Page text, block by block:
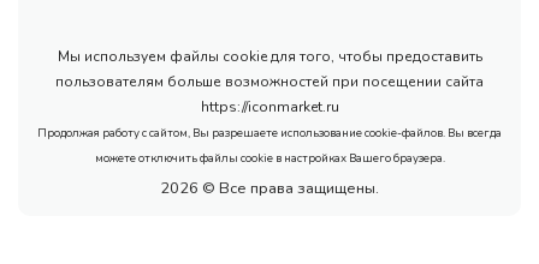
Мы используем файлы cookie для того, чтобы предоставить
пользователям больше возможностей при посещении сайта
https://iconmarket.ru
Продолжая работу с сайтом, Вы разрешаете использование cookie-файлов. Вы всегда
можете отключить файлы cookie в настройках Вашего браузера.
2026 © Все права защищены.